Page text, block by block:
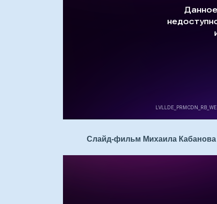
Слайд-фильм Михаила Кабанова